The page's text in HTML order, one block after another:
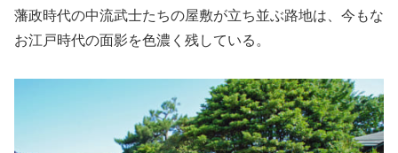
藩政時代の中流武士たちの屋敷が立ち並ぶ路地は、今もな
お江戸時代の面影を色濃く残している。